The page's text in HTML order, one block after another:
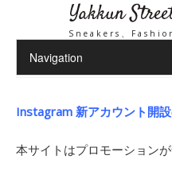
Yakkun
Sneakers、
Instagram 新アカウント開
本サイトはプロモーション